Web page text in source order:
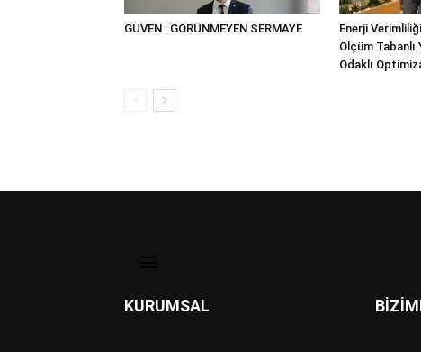
GÜVEN : GÖRÜNMEYEN SERMAYE
Enerji
Ölçüm
Odaklı
KURUMSAL